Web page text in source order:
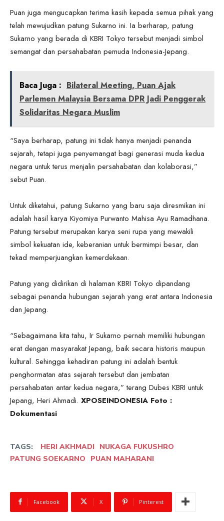
Puan juga mengucapkan terima kasih kepada semua pihak yang
telah mewujudkan patung Sukarno ini. Ia berharap, patung
Sukarno yang berada di KBRI Tokyo tersebut menjadi simbol
semangat dan persahabatan pemuda Indonesia-Jepang.
Baca Juga : Bilateral Meeting, Puan Ajak
Parlemen Malaysia Bersama DPR Jadi Penggerak
Solidaritas Negara Muslim
“Saya berharap, patung ini tidak hanya menjadi penanda
sejarah, tetapi juga penyemangat bagi generasi muda kedua
negara untuk terus menjalin persahabatan dan kolaborasi,”
sebut Puan.
Untuk diketahui, patung Sukarno yang baru saja diresmikan ini
adalah hasil karya Kiyomiya Purwanto Mahisa Ayu Ramadhana.
Patung tersebut merupakan karya seni rupa yang mewakili
simbol kekuatan ide, keberanian untuk bermimpi besar, dan
tekad memperjuangkan kemerdekaan.
Patung yang didirikan di halaman KBRI Tokyo dipandang
sebagai penanda hubungan sejarah yang erat antara Indonesia
dan Jepang.
“Sebagaimana kita tahu, Ir Sukarno pernah memiliki hubungan
erat dengan masyarakat Jepang, baik secara historis maupun
kultural. Sehingga kehadiran patung ini adalah bentuk
penghormatan atas sejarah tersebut dan jembatan
persahabatan antar kedua negara,” terang Dubes KBRI untuk
Jepang, Heri Ahmadi. XPOSEINDONESIA Foto :
Dokumentasi
TAGS: HERI AKHMADI
NUKAGA FUKUSHRO
PATUNG SOEKARNO
PUAN MAHARANI
Facebook X Pinterest